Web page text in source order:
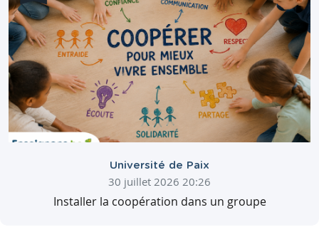
Université de Paix
30 juillet 2026 20:26
Installer la coopération dans un groupe